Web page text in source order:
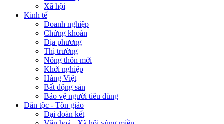
Xã hội
Kinh tế
Doanh nghiệp
Chứng khoán
Địa phương
Thị trường
Nông thôn mới
Khởi nghiệp
Hàng Việt
Bất động sản
Bảo vệ người tiêu dùng
Dân tộc - Tôn giáo
Đại đoàn kết